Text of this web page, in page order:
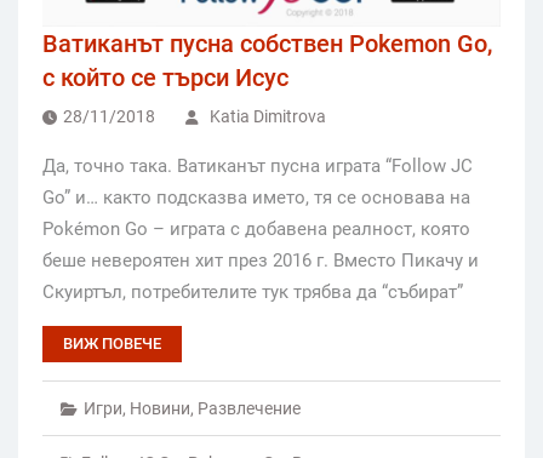
Ватиканът пусна собствен Pokemon Go,
с който се търси Исус
28/11/2018 Katia Dimitrova
Да, точно така. Ватиканът пусна играта “Follow JC
Go” и… както подсказва името, тя се основава на
Pokémon Go – играта с добавена реалност, която
беше невероятен хит през 2016 г. Вместо Пикачу и
Скуиртъл, потребителите тук трябва да “събират”
ВИЖ ПОВЕЧЕ
Игри, Новини, Развлечение